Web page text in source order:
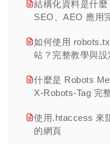
第十一章｜台灣市
析
名競爭走向可引用
表應用
修飾詞策略
型搜尋優化策略
季節性 / 活動頁
動頁怎麼累積權重
PTT、Dcard 搜尋
SEO 完整教學
查看此分類全部文章 →
結構化資料是什
SEO、AEO 應用
如何使用
站？完整教學與設
什麼是 Robots
X-Robots-Tag 完
使用.htaccess 來
的網頁